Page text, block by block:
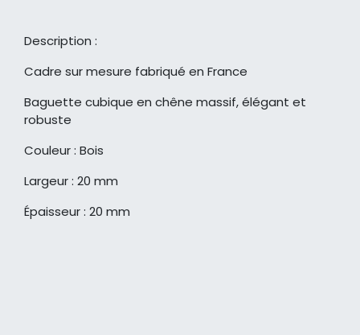
Description :
Cadre sur mesure fabriqué en France
Baguette cubique en chêne massif, élégant et
robuste
Couleur : Bois
Largeur : 20 mm
Épaisseur : 20 mm